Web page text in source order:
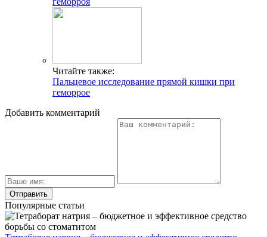
Читайте также:
Пальцевое исследование прямой кишки при
геморрое
Добавить комментарий
Популярные статьи